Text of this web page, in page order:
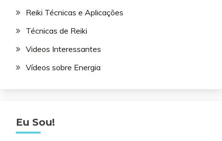
Reiki Técnicas e Aplicações
Técnicas de Reiki
Videos Interessantes
Vídeos sobre Energia
Eu Sou!